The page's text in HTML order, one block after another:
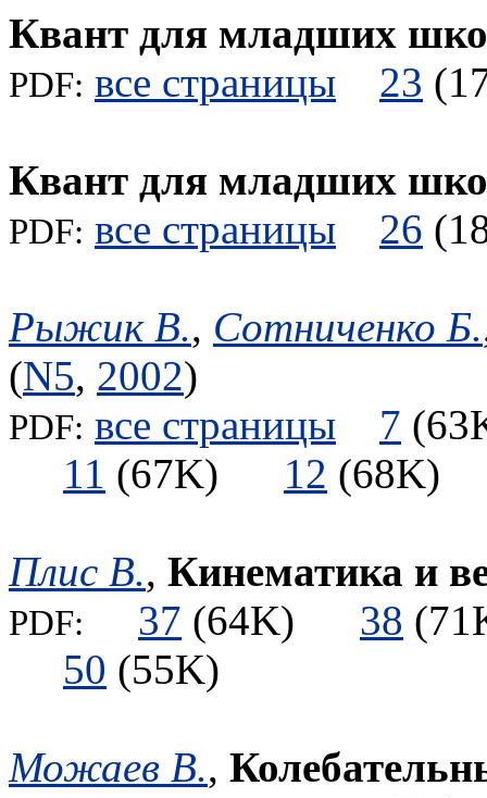
Квант для младших
PDF: все страницы 23
Квант для младших
PDF: все страницы 26
Рыжик В., Сотниченко Б.
(N5, 2002)
PDF: все страницы 7
11 (67K) 12
Плис В., Кинематика и
PDF: 37 (64K) 38
50 (55K)
Можаев В.,